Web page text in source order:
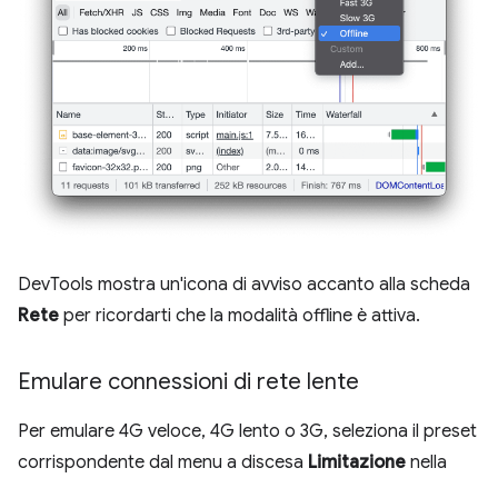
DevTools mostra un'icona di avviso accanto alla scheda
Rete per ricordarti che la modalità offline è attiva.
Emulare connessioni di rete lente
Per emulare 4G veloce, 4G lento o 3G, seleziona il preset
corrispondente dal menu a discesa Limitazione nella